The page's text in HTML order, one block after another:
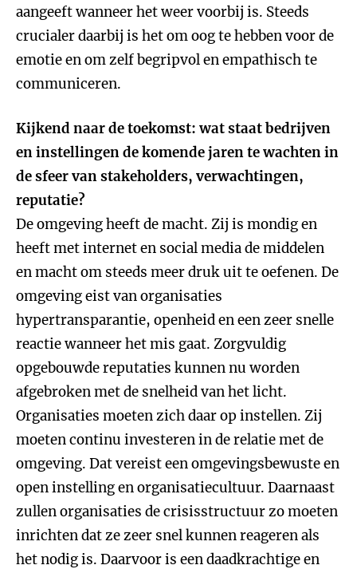
aangeeft wanneer het weer voorbij is. Steeds
crucialer daarbij is het om oog te hebben voor de
emotie en om zelf begripvol en empathisch te
communiceren.
Kijkend naar de toekomst: wat staat bedrijven
en instellingen de komende jaren te wachten in
de sfeer van stakeholders, verwachtingen,
reputatie?
De omgeving heeft de macht. Zij is mondig en
heeft met internet en social media de middelen
en macht om steeds meer druk uit te oefenen. De
omgeving eist van organisaties
hypertransparantie, openheid en een zeer snelle
reactie wanneer het mis gaat. Zorgvuldig
opgebouwde reputaties kunnen nu worden
afgebroken met de snelheid van het licht.
Organisaties moeten zich daar op instellen. Zij
moeten continu investeren in de relatie met de
omgeving. Dat vereist een omgevingsbewuste en
open instelling en organisatiecultuur. Daarnaast
zullen organisaties de crisisstructuur zo moeten
inrichten dat ze zeer snel kunnen reageren als
het nodig is. Daarvoor is een daadkrachtige en